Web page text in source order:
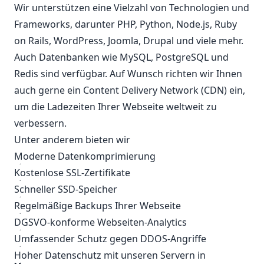
Wir unterstützen eine Vielzahl von Technologien und
Frameworks, darunter PHP, Python, Node.js, Ruby
on Rails, WordPress, Joomla, Drupal und viele mehr.
Auch Datenbanken wie MySQL, PostgreSQL und
Redis sind verfügbar. Auf Wunsch richten wir Ihnen
auch gerne ein Content Delivery Network (CDN) ein,
um die Ladezeiten Ihrer Webseite weltweit zu
verbessern.
Unter anderem bieten wir
Moderne Datenkomprimierung
Kostenlose SSL-Zertifikate
Schneller SSD-Speicher
Regelmäßige Backups Ihrer Webseite
DGSVO-konforme Webseiten-Analytics
Umfassender Schutz gegen DDOS-Angriffe
Hoher Datenschutz mit unseren Servern in